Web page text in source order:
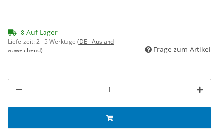
8 Auf Lager
Lieferzeit:2 - 5 Werktage (DE - Ausland
abweichend)
Frage zum Artikel